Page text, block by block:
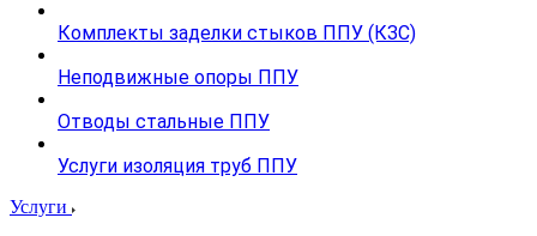
Комплекты заделки стыков ППУ (КЗС)
Неподвижные опоры ППУ
Отводы стальные ППУ
Услуги изоляция труб ППУ
Услуги